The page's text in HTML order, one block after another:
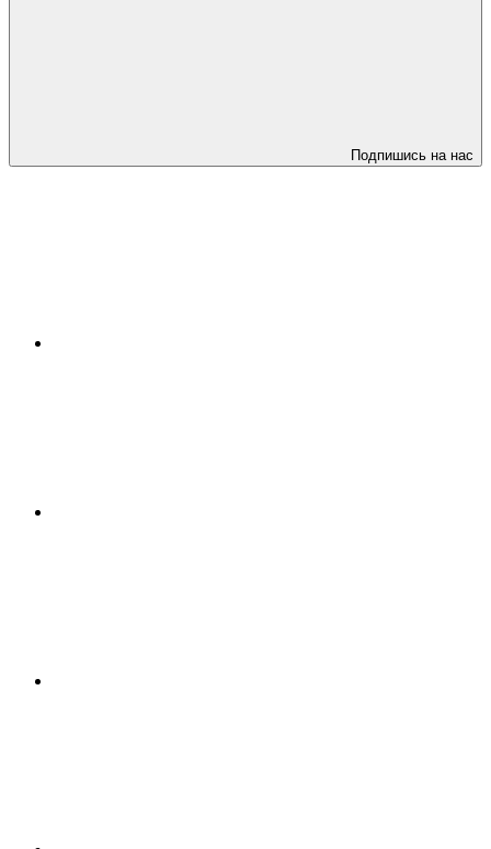
Подпишись на нас